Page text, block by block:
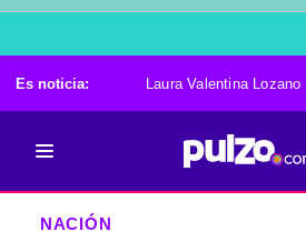
Es noticia: Laura Valentina Lozano
NACIÓN